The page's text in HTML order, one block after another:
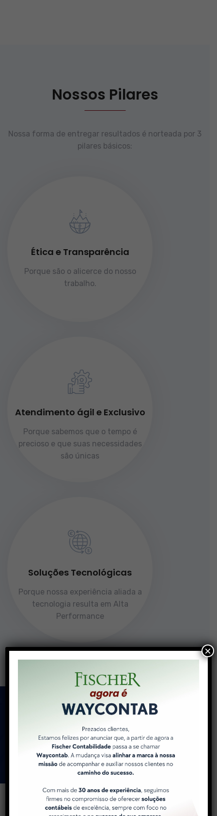
Nossos Pilares
Nossa forma de entregar resultados é norteada por 3
pilares básicos:
Ética e Transparência
Porque são o alicerce do nosso
trabalho.
Atendimento ágil e Exclusivo
Porque sabemos que o tempo é
precioso e que suas necessidades
são únicas
Soluções Tecnológicas
Porque nossa experiência aliada a
tecnologia resulta em Alta
Performance
Como a WayContab pode
ajudar você e sua
empresa
×